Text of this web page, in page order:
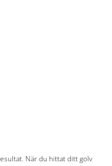
När du hittat ditt golv